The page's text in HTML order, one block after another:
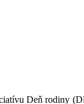
Deň rodiny